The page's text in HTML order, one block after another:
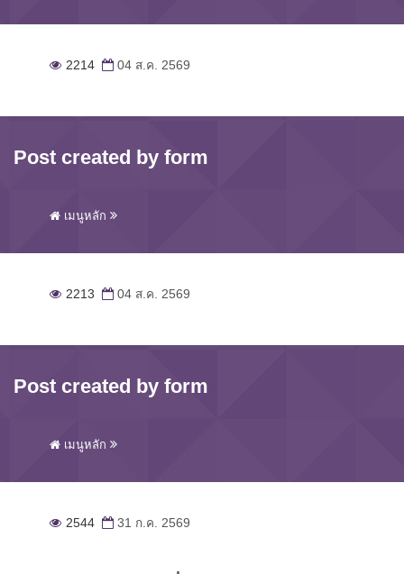
2214 04 ส.ค. 2569
Post created by form
เมนูหลัก
2213 04 ส.ค. 2569
Post created by form
เมนูหลัก
2544 31 ก.ค. 2569